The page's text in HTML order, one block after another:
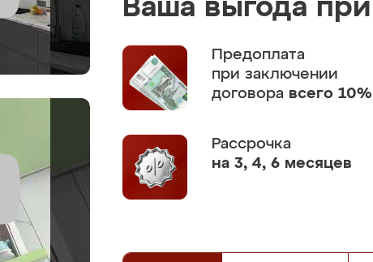
Ваша выгода
Предоплата
при заключении
договора всего 10%
Рассрочка
на 3, 4, 6 месяцев